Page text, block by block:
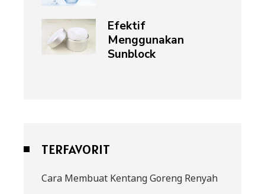
Efektif
Menggunakan
Sunblock
TERFAVORIT
Cara Membuat Kentang Goreng Renyah